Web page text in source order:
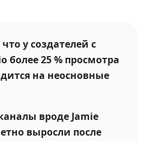
у создателей с
более 25 % просмотра
на неосновные
вроде Jamie
выросли после